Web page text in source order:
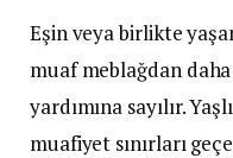
Eşin veya birlikte
muaf meblağdan
yardımına sayılır.
muafiyet sınırları